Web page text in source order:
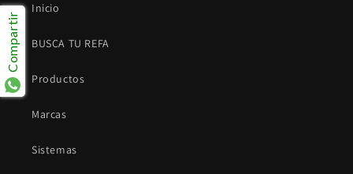
Inicio
BUSCA TU REFA
Productos
Marcas
Sistemas
Compartir